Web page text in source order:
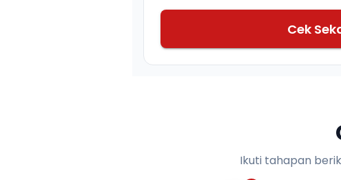
Cek
Ikuti tahapan